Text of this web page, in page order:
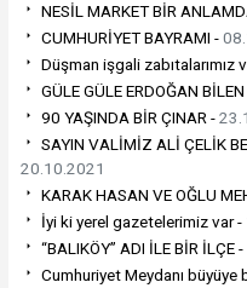
NESİL MARKET BİR
CUMHURİYET BAYRAMI -
Düşman işgali zabıtalarımız
GÜLE GÜLE ERDOĞAN
90 YAŞINDA BİR ÇINAR -
SAYIN VALİMİZ ALİ ÇELİK
20.10.2021
KARAK HASAN VE OĞLU
İyi ki yerel gazetelerimiz var -
“BALIKÖY” ADI İLE BİR İLÇE -
Cumhuriyet Meydanı büyüye